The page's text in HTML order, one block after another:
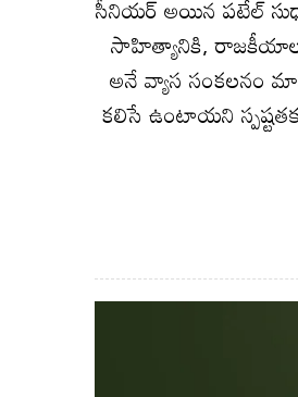
సీనియర్‌ అయిన పటేల్‌
సాహిత్యానికి,
అనే వ్యాస సంకలనం
కలిసే ఉంటాయని